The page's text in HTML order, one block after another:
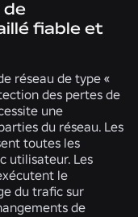
de
fiable et
réseau de type «
des pertes de
une
du réseau. Les
toutes les
utilisateur. Les
le
du trafic sur
de